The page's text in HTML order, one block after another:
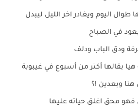
اليوم ويغادر اخر الليل ليبدل
في الصباح
ودق الباب ودلف
بقالها أكتر من أسبوع في غيبوبة
وبعدين !؟
محق اغلق حياته عليها